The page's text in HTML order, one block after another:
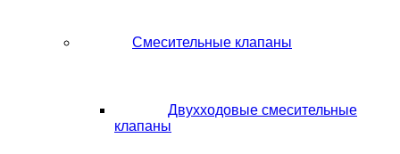
Смесительные клапаны
Двухходовые смесительные
клапаны